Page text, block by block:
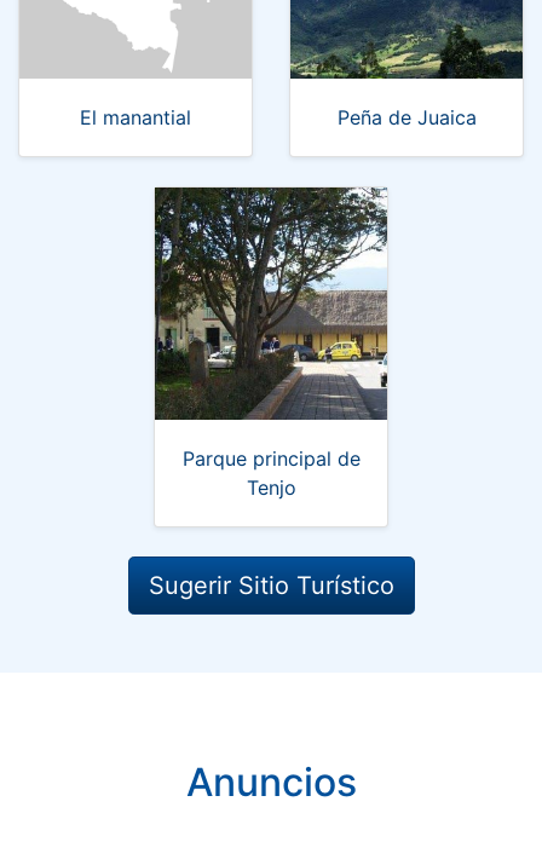
El manantial Peña de Juaica
Parque principal de
Tenjo
Sugerir Sitio Turístico
Anuncios